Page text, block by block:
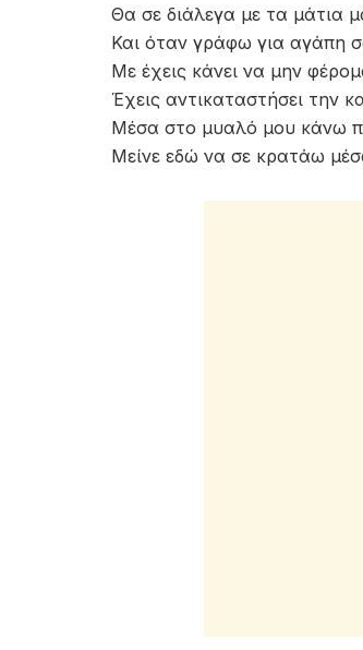
Θα σε διάλεγα με τα μάτια
Και όταν γράφω για αγάπη
Με έχεις κάνει να μην
Έχεις αντικαταστήσει την
Μέσα στο μυαλό μου κάνω
Μείνε εδώ να σε κρατάω